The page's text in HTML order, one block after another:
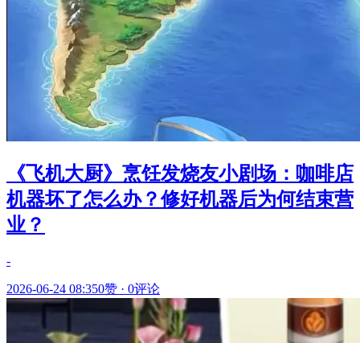
《飞机大厨》烹饪发烧友小剧场：咖啡店
机器坏了怎么办？修好机器后为何结束营
业？
-
2026-06-24 08:350赞 · 0评论